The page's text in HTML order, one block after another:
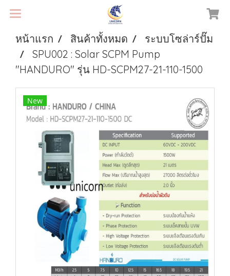
หน้าแรก สินค้าทั้งหมด
ระบบโซล่าร์ปั๊ม
SPU002 : Solar SCPM Pump
"HANDURO" รุ่น HD-SCPM27-21-110-1500
New